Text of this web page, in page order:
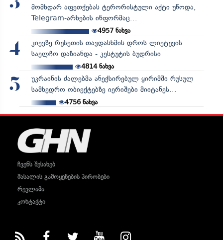
მომხდარ აფეთქებას ტერორისტული აქტი უწოდა,
Telegram-არხების ინფორმაც...
4957ნახვა
4
კიევზე რუსეთის თავდასხმის დროს ლიეტუვის
საელჩო დაზიანდა - კესტუტის ბუდრისი
4814ნახვა
5
უკრაინის ძალებმა ანექსირებულ ყირიმში რუსულ
სამხედრო ობიექტებზე იერიშები მიიტანეს...
4756ნახვა
ჩვენს შესახებ
მასალის გამოყენების პირობები
რეკლამა
კონტაქტი